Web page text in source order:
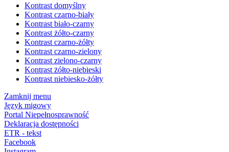
Kontrast domyślny
Kontrast czarno-biały
Kontrast biało-czarny
Kontrast żółto-czarny
Kontrast czarno-żółty
Kontrast czarno-zielony
Kontrast zielono-czarny
Kontrast żółto-niebieski
Kontrast niebiesko-żółty
Zamknij menu
Język migowy
Portal Niepełnosprawność
Deklaracja dostępności
ETR - tekst
Facebook